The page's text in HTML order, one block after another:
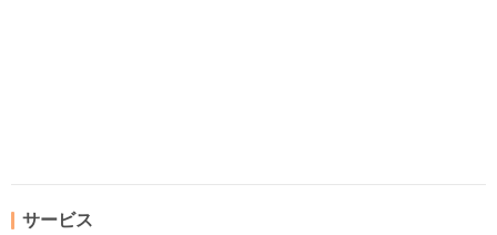
サービス